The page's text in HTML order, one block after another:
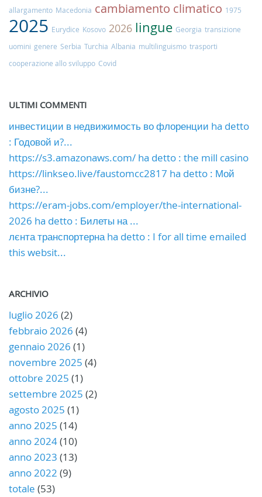
allargamento Macedonia cambiamento climatico 1975
2025 Eurydice Kosovo 2026 lingue Georgia transizione
uomini genere Serbia Turchia Albania multilinguismo trasporti
cooperazione allo sviluppo Covid
ULTIMI COMMENTI
инвестиции в недвижимость во флоренции ha detto
: Годовой и?...
https://s3.amazonaws.com/ ha detto : the mill casino
https://linkseo.live/faustomcc2817 ha detto : Мой
бизне?...
https://eram-jobs.com/employer/the-international-
2026 ha detto : Билеты на ...
лєнта транспортерна ha detto : I for all time emailed
this websit...
ARCHIVIO
luglio 2026 (2)
febbraio 2026 (4)
gennaio 2026 (1)
novembre 2025 (4)
ottobre 2025 (1)
settembre 2025 (2)
agosto 2025 (1)
anno 2025 (14)
anno 2024(10)
anno 2023 (13)
anno 2022 (9)
totale (53)